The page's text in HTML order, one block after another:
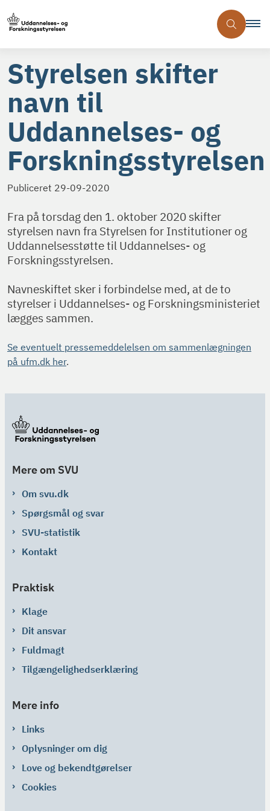
Styrelsen skifter
navn til
Uddannelses- og
Forskningsstyrelsen
Publiceret 29-09-2020
Fra på torsdag den 1. oktober 2020 skifter
styrelsen navn fra Styrelsen for Institutioner og
Uddannelsesstøtte til Uddannelses- og
Forskningsstyrelsen.
Navneskiftet sker i forbindelse med, at de to
styrelser i Uddannelses- og Forskningsministeriet
lægges sammen.
Se eventuelt pressemeddelelsen om sammenlægningen
på ufm.dk her.
Mere om SVU
Om svu.dk
Spørgsmål og svar
SVU-statistik
Kontakt
Praktisk
Klage
Dit ansvar
Fuldmagt
Tilgængelighedserklæring
Mere info
Links
Oplysninger om dig
Love og bekendtgørelser
Cookies